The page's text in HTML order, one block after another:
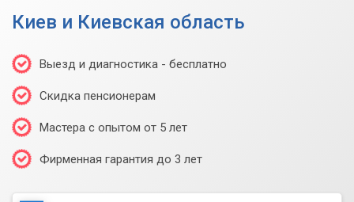
Киев и Киевская область
Выезд и диагностика - бесплатно
Скидка пенсионерам
Мастера с опытом от 5 лет
Фирменная гарантия до 3 лет